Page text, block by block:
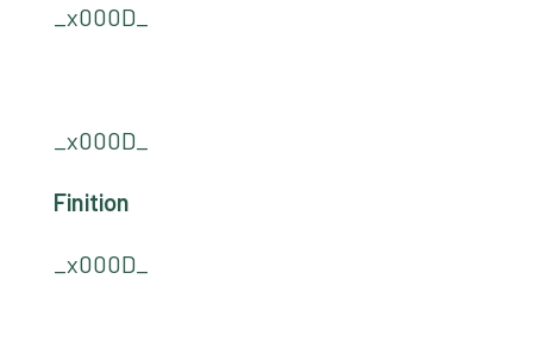
_x000D_
_x000D_
Finition
_x000D_